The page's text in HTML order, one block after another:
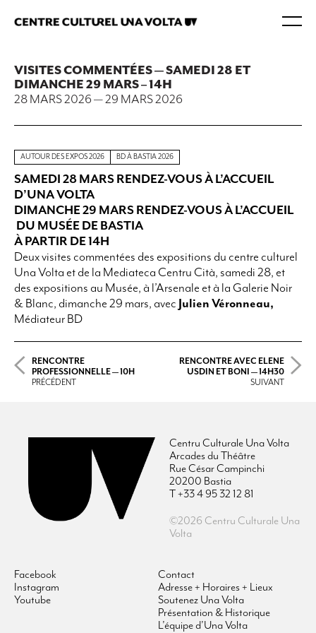
VISITES COMMENTÉES — SAMEDI 28 ET
DIMANCHE 29 MARS – 14H
28 MARS 2026 —29 MARS 2026
AUTOUR DES EXPOS 2026 BD À BASTIA 2026
SAMEDI 28 MARS RENDEZ-VOUS À L’ACCUEIL
D’UNA VOLTA
DIMANCHE 29 MARS RENDEZ-VOUS À L’ACCUEIL
DU MUSÉE DE BASTIA
À PARTIR DE 14H
Deux visites commentées des expositions du centre culturel
Una Volta et de la Mediateca Centru Cità, samedi 28, et
des expositions au Musée, à l’Arsenale et à la Galerie Noir
& Blanc, dimanche 29 mars, avec Julien Véronneau,
Médiateur BD
RENCONTRE
PROFESSIONNELLE — 10H
PRÉCÉDENT
RENCONTRE AVEC ELENE
USDIN ET BONI — 14H30
SUIVANT
Centru Culturale Una Volta
Arcades du Théâtre
Rue César Campinchi
20200 Bastia
T +33 4 95 32 12 81
©2026 Centru Culturale Una
Volta
Facebook
Instagram
Youtube
Contact
Adresse + Horaires + Lieux
Soutenez Una Volta
Présentation & Historique
L’équipe d’Una Volta